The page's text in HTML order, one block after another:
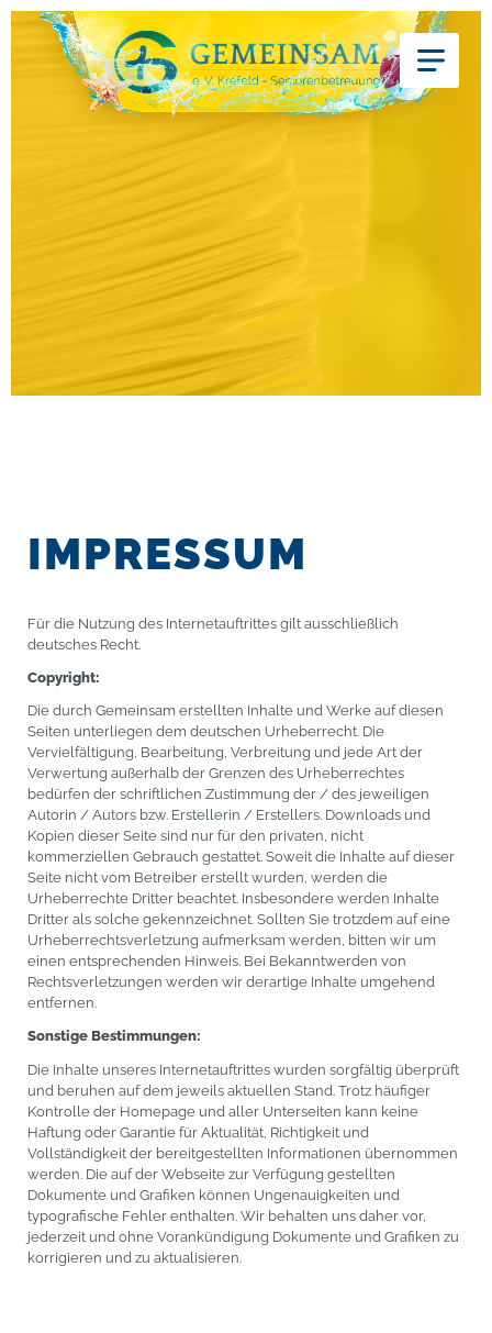
IMPRESSUM
Für die Nutzung des Internetauftrittes gilt ausschließlich
deutsches Recht.
Copyright:
Die durch Gemeinsam erstellten Inhalte und Werke auf diesen
Seiten unterliegen dem deutschen Urheberrecht. Die
Vervielfältigung, Bearbeitung, Verbreitung und jede Art der
Verwertung außerhalb der Grenzen des Urheberrechtes
bedürfen der schriftlichen Zustimmung der / des jeweiligen
Autorin / Autors bzw. Erstellerin / Erstellers. Downloads und
Kopien dieser Seite sind nur für den privaten, nicht
kommerziellen Gebrauch gestattet. Soweit die Inhalte auf dieser
Seite nicht vom Betreiber erstellt wurden, werden die
Urheberrechte Dritter beachtet. Insbesondere werden Inhalte
Dritter als solche gekennzeichnet. Sollten Sie trotzdem auf eine
Urheberrechtsverletzung aufmerksam werden, bitten wir um
einen entsprechenden Hinweis. Bei Bekanntwerden von
Rechtsverletzungen werden wir derartige Inhalte umgehend
entfernen.
Sonstige Bestimmungen:
Die Inhalte unseres Internetauftrittes wurden sorgfältig überprüft
und beruhen auf dem jeweils aktuellen Stand. Trotz häufiger
Kontrolle der Homepage und aller Unterseiten kann keine
Haftung oder Garantie für Aktualität, Richtigkeit und
Vollständigkeit der bereitgestellten Informationen übernommen
werden. Die auf der Webseite zur Verfügung gestellten
Dokumente und Grafiken können Ungenauigkeiten und
typografische Fehler enthalten. Wir behalten uns daher vor,
jederzeit und ohne Vorankündigung Dokumente und Grafiken zu
korrigieren und zu aktualisieren.